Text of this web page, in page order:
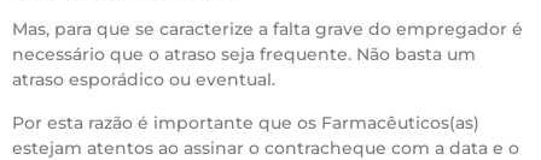
Mas, para que se caracterize a falta grave do empregador é
necessário que o atraso seja frequente. Não basta um
atraso esporádico ou eventual.
Por esta razão é importante que os Farmacêuticos(as)
estejam atentos ao assinar o contracheque com a data e o